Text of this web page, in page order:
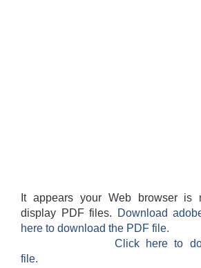
It appears your Web browser is
display PDF files.
Download
here to download the PDF file.
Click here to
file.